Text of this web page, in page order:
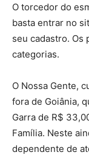
O torcedor do
basta entrar no
seu cadastro. Os
categorias.
O Nossa Gente,
fora de Goiânia,
Garra de R$
Família. Neste
dependente de